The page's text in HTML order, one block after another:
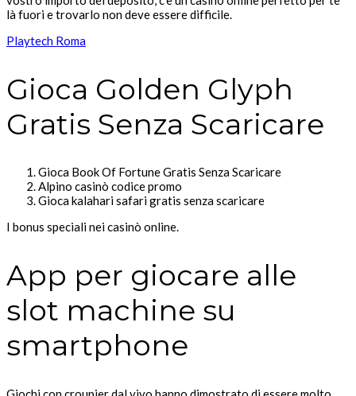
là fuori e trovarlo non deve essere difficile.
Playtech Roma
Gioca Golden Glyph
Gratis Senza Scaricare
Gioca Book Of Fortune Gratis Senza Scaricare
Alpino casinò codice promo
Gioca kalahari safari gratis senza scaricare
I bonus speciali nei casinò online.
App per giocare alle
slot machine su
smartphone